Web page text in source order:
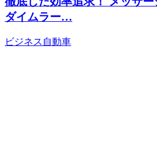
ダイムラー…
ビジネス 自動車